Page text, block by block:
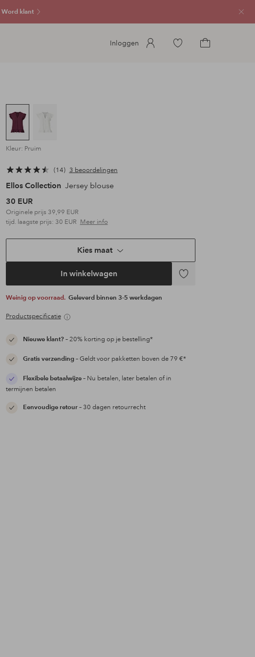
Word klant
Inloggen
Ga
Kleur: Pruim
14 3 beoordelingen
Ellos Collection Jersey blouse
30 EUR
Originele prijs 39,99 EUR
tijd. laagste prijs: 30 EUR Meer info
Kies maat
In winkelwagen
Toevoegen
Weinig op voorraad. Geleverd binnen 3-5 werkdagen
Productspecificatie
Nieuwe klant?– 20% korting op je bestelling*
Gratis verzending– Geldt voor pakketten boven de 79 €*
Flexibele betaalwijze– Nu betalen, later betalen of in
termijnen betalen
Eenvoudige retour– 30 dagen retourrecht